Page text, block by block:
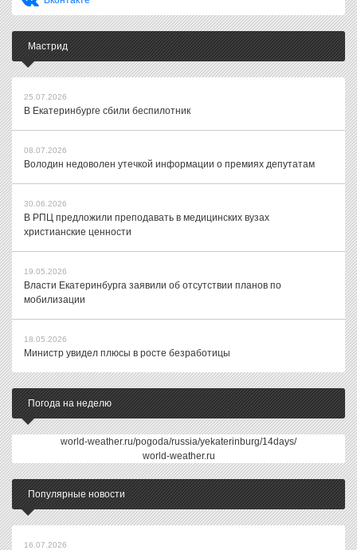
Мастрид
25.07.2026
В Екатеринбурге сбили беспилотник
08.07.2026
Володин недоволен утечкой информации о премиях депутатам
30.06.2026
В РПЦ предложили преподавать в медицинских вузах
христианские ценности
19.05.2026
Власти Екатеринбурга заявили об отсутствии планов по
мобилизации
18.05.2026
Министр увидел плюсы в росте безработицы
Погода на неделю
world-weather.ru/pogoda/russia/yekaterinburg/14days/
world-weather.ru
Популярные новости
16.07.2026